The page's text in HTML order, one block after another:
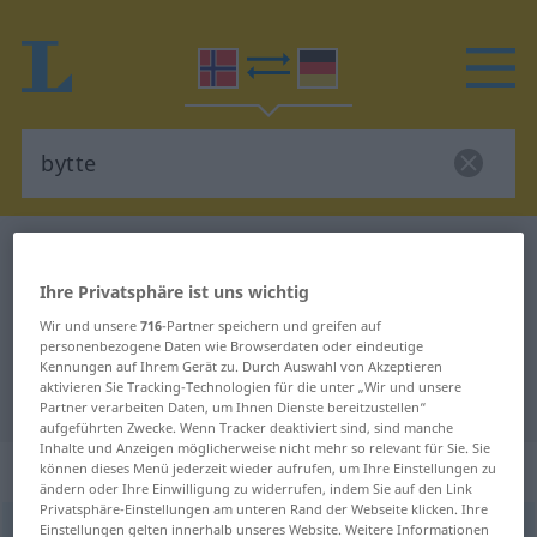
Norwegisch-Deutsch Übersetzung
für "bytte"
"bytte" Deutsch Übersetzung
„bytte“: Neutrum
Ihre Privatsphäre ist uns wichtig
Wir und unsere716-Partner speichern und greifen auf
personenbezogene Daten wie Browserdaten oder eindeutige
Kennungen auf Ihrem Gerät zu. Durch Auswahl von Akzeptieren
aktivieren Sie Tracking-Technologien für die unter „Wir und unsere
Partner verarbeiten Daten, um Ihnen Dienste bereitzustellen“
aufgeführten Zwecke. Wenn Tracker deaktiviert sind, sind manche
Inhalte und Anzeigen möglicherweise nicht mehr so relevant für Sie. Sie
können dieses Menü jederzeit wieder aufrufen, um Ihre Einstellungen zu
ändern oder Ihre Einwilligung zu widerrufen, indem Sie auf den Link
Privatsphäre-Einstellungen am unteren Rand der Webseite klicken. Ihre
Einstellungen gelten innerhalb unseres Website. Weitere Informationen